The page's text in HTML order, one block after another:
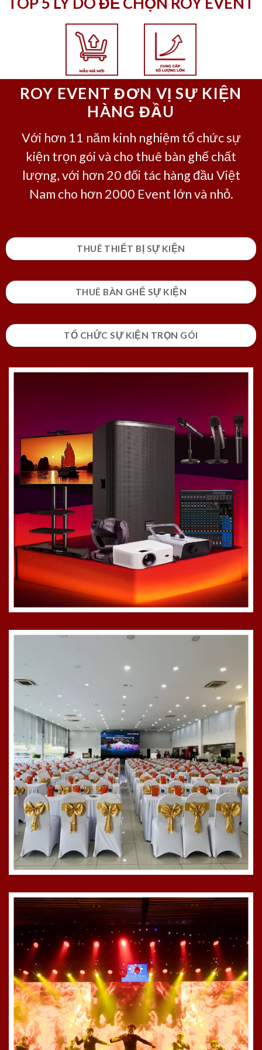
ROY EVENT ĐƠN VỊ SỰ KIỆN
HÀNG ĐẦU
Với hơn 11 năm kinh nghiệm tổ chức sự
kiện trọn gói và cho thuê bàn ghế chất
lượng, với hơn 20 đối tác hàng đầu Việt
Nam cho hơn 2000 Event lớn và nhỏ.
THUÊ THIẾT BỊ SỰ KIỆN
THUÊ BÀN GHẾ SỰ KIỆN
TỔ CHỨC SỰ KIỆN TRỌN GÓI